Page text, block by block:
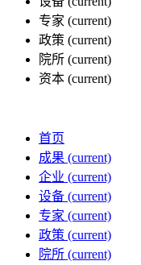
专家 (current)
政策 (current)
院所 (current)
资本 (current)
首页
成果 (current)
企业 (current)
设备 (current)
专家 (current)
政策 (current)
院所 (current)